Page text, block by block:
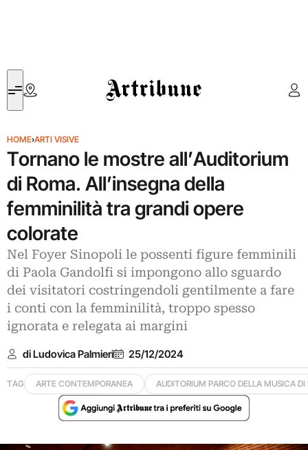
Artribune
HOME›ARTI VISIVE
Tornano le mostre all’Auditorium
di Roma. All’insegna della
femminilità tra grandi opere
colorate
Nel Foyer Sinopoli le possenti figure femminili
di Paola Gandolfi si impongono allo sguardo
dei visitatori costringendoli gentilmente a fare
i conti con la femminilità, troppo spesso
ignorata e relegata ai margini
di Ludovica Palmieri 25/12/2024
TAG ARTE CONTEMPORANEA AUDITORIUM PARCO DELLA MUSICA DI